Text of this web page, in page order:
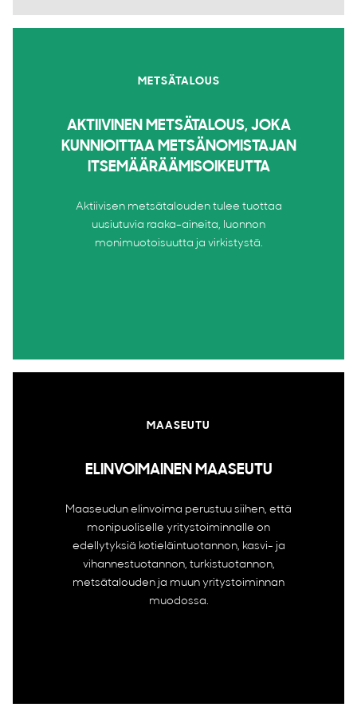
METSÄTALOUS
AKTIIVINEN METSÄTALOUS, JOKA
KUNNIOITTAA METSÄNOMISTAJAN
ITSEMÄÄRÄÄMISOIKEUTTA
Aktiivisen metsätalouden tulee tuottaa
uusiutuvia raaka-aineita, luonnon
monimuotoisuutta ja virkistystä.
MAASEUTU
ELINVOIMAINEN MAASEUTU
Maaseudun elinvoima perustuu siihen, että
monipuoliselle yritystoiminnalle on
edellytyksiä kotieläintuotannon, kasvi- ja
vihannestuotannon, turkistuotannon,
metsätalouden ja muun yritystoiminnan
muodossa.